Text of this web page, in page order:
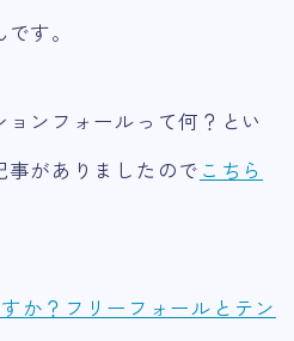
す。
ンフォールって何？とい
事がありましたので こちら
か？フリーフォールとテン